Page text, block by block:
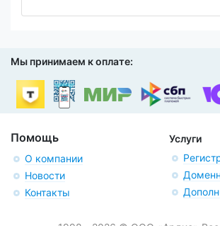
Мы принимаем к оплате:
Помощь
О компании
Новости
Контакты
Услуги